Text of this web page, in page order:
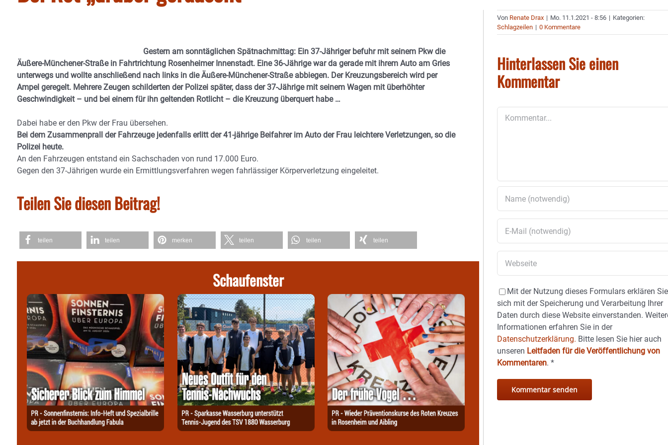
Gestern am sonntäglichen Spätnachmittag: Ein 37-Jähriger befuhr mit seinem Pkw die
Äußere-Münchener-Straße in Fahrtrichtung Rosenheimer Innenstadt. Eine 36-Jährige war da gerade mit ihrem Auto am Gries
unterwegs und wollte anschließend nach links in die Äußere-Münchener-Straße abbiegen. Der Kreuzungsbereich wird per
Ampel geregelt. Mehrere Zeugen schilderten der Polizei später, dass der 37-Jährige mit seinem Wagen mit überhöhter
Geschwindigkeit – und bei einem für ihn geltenden Rotlicht – die Kreuzung überquert habe …
Dabei habe er den Pkw der Frau übersehen.
Bei dem Zusammenprall der Fahrzeuge jedenfalls erlitt der 41-jährige Beifahrer im Auto der Frau leichtere Verletzungen, so die
Polizei heute.
An den Fahrzeugen entstand ein Sachschaden von rund 17.000 Euro.
Gegen den 37-Jährigen wurde ein Ermittlungsverfahren wegen fahrlässiger Körperverletzung eingeleitet.
Teilen Sie diesen Beitrag!
teilen teilen merken teilen teilen teilen
Schaufenster
Von Renate Drax | Mo. 11.1.2021 - 8:56 | Kategorien:
Schlagzeilen | 0 Kommentare
Hinterlassen Sie einen
Kommentar
Mit der Nutzung dieses Formulars erklären Sie
sich mit der Speicherung und Verarbeitung Ihrer
Daten durch diese Website einverstanden.
Informationen erfahren Sie in der
Datenschutzerklärung. Bitte lesen Sie hier auch
unseren Leitfaden für die Veröffentlichung von
Kommentaren.*